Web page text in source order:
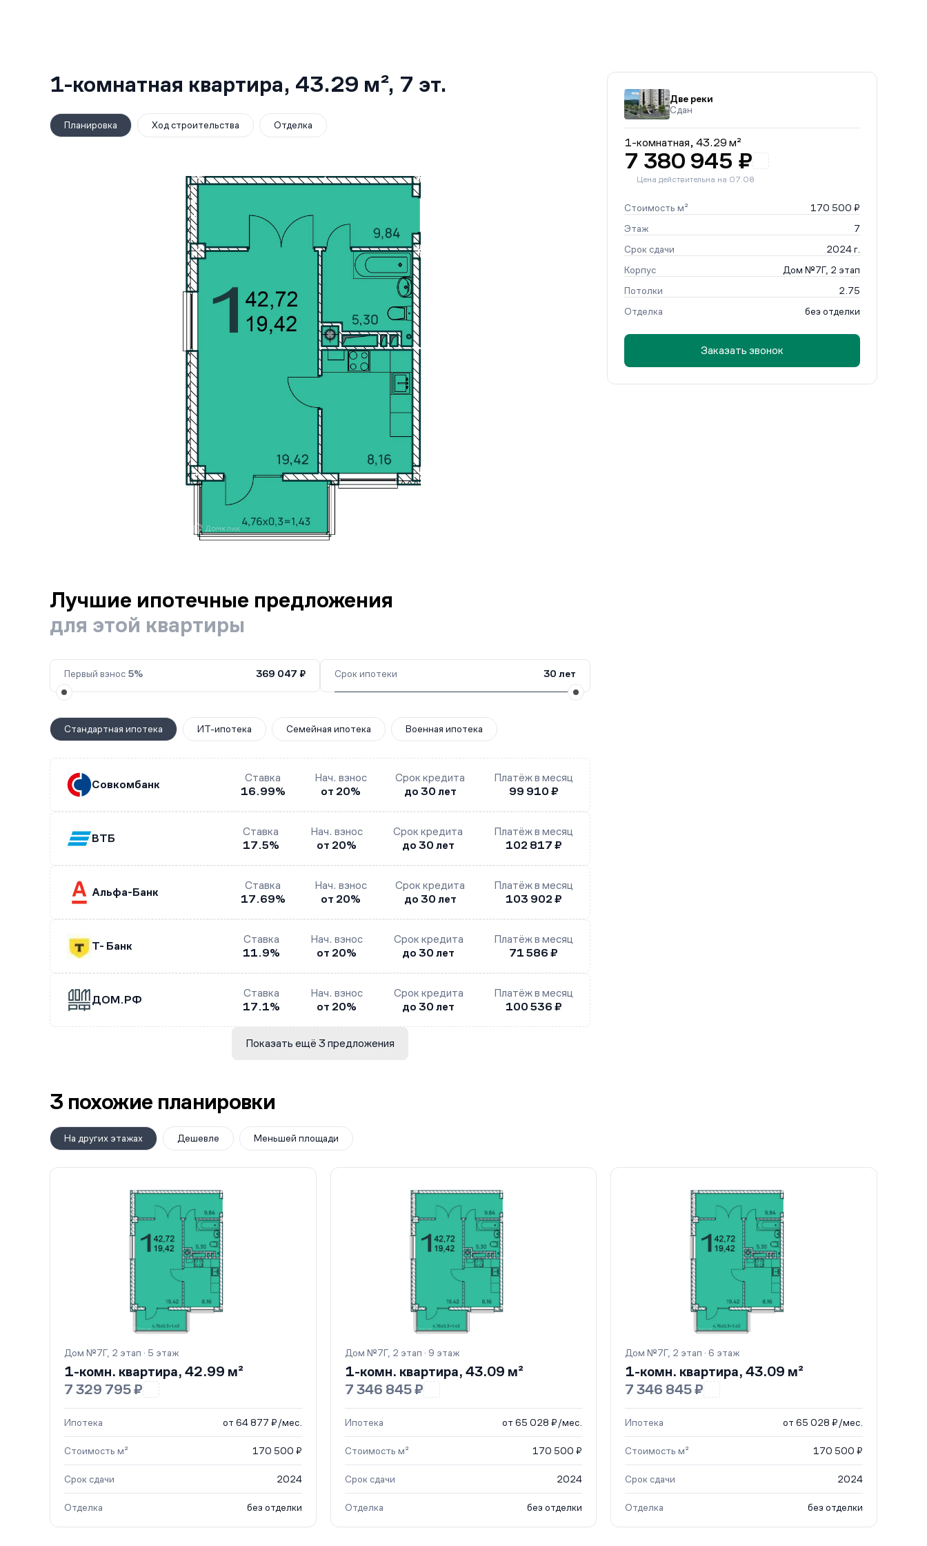
1-комнатная квартира, 43.29 м², 7 эт.
Планировка Ход строительства Отделка
Две реки
Сдан
1-комнатная, 43.29 м²
7 380 945 ₽
Цена действительна на 07.08
Стоимость м²
170 500 ₽
Этаж
7
Срок сдачи
2024 г.
Корпус
Дом №7Г, 2 этап
Потолки
2.75
Отделка
без отделки
Заказать звонок
Лучшие ипотечные предложения
для этой квартиры
Первый взнос 5% 369 047 ₽ Срок ипотеки 30 лет
Стандартная ипотека ИТ-ипотека Семейная ипотека Военная ипотека
Совкомбанк
Ставка
16.99%
Нач. взнос
от 20%
Срок кредита
до 30 лет
Платёж в месяц
99 910 ₽
ВТБ
Ставка
17.5%
Нач. взнос
от 20%
Срок кредита
до 30 лет
Платёж в месяц
102 817 ₽
Альфа-Банк
Ставка
17.69%
Нач. взнос
от 20%
Срок кредита
до 30 лет
Платёж в месяц
103 902 ₽
Т- Банк
Ставка
11.9%
Нач. взнос
от 20%
Срок кредита
до 30 лет
Платёж в месяц
71 586 ₽
ДОМ.РФ
Ставка
17.1%
Нач. взнос
от 20%
Срок кредита
до 30 лет
Платёж в месяц
100 536 ₽
Показать ещё 3 предложения
3 похожие планировки
На других этажах Дешевле Меньшей площади
Дом №7Г, 2 этап · 5 этаж
1-комн. квартира, 42.99 м²
7 329 795 ₽
Ипотека от 64 877 ₽/мес.
Стоимость м² 170 500 ₽
Срок сдачи 2024
Отделка без отделки
Дом №7Г, 2 этап · 9 этаж
1-комн. квартира, 43.09 м²
7 346 845 ₽
Ипотека от 65 028 ₽/мес.
Стоимость м² 170 500 ₽
Срок сдачи 2024
Отделка без отделки
Дом №7Г, 2 этап · 6 этаж
1-комн. квартира, 43.09 м²
7 346 845 ₽
Ипотека от 65 028 ₽/мес.
Стоимость м² 170 500 ₽
Срок сдачи 2024
Отделка без отделки